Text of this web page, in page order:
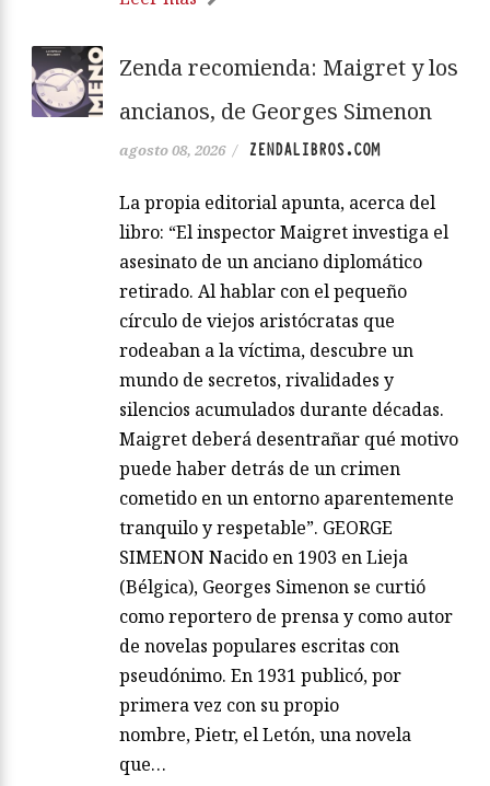
Zenda recomienda: Maigret y los
ancianos, de Georges Simenon
agosto 08, 2026 / ZENDALIBROS.COM
La propia editorial apunta, acerca del
libro: “El inspector Maigret investiga el
asesinato de un anciano diplomático
retirado. Al hablar con el pequeño
círculo de viejos aristócratas que
rodeaban a la víctima, descubre un
mundo de secretos, rivalidades y
silencios acumulados durante décadas.
Maigret deberá desentrañar qué motivo
puede haber detrás de un crimen
cometido en un entorno aparentemente
tranquilo y respetable”. GEORGE
SIMENON Nacido en 1903 en Lieja
(Bélgica), Georges Simenon se curtió
como reportero de prensa y como autor
de novelas populares escritas con
pseudónimo. En 1931 publicó, por
primera vez con su propio
nombre, Pietr, el Letón, una novela
que…